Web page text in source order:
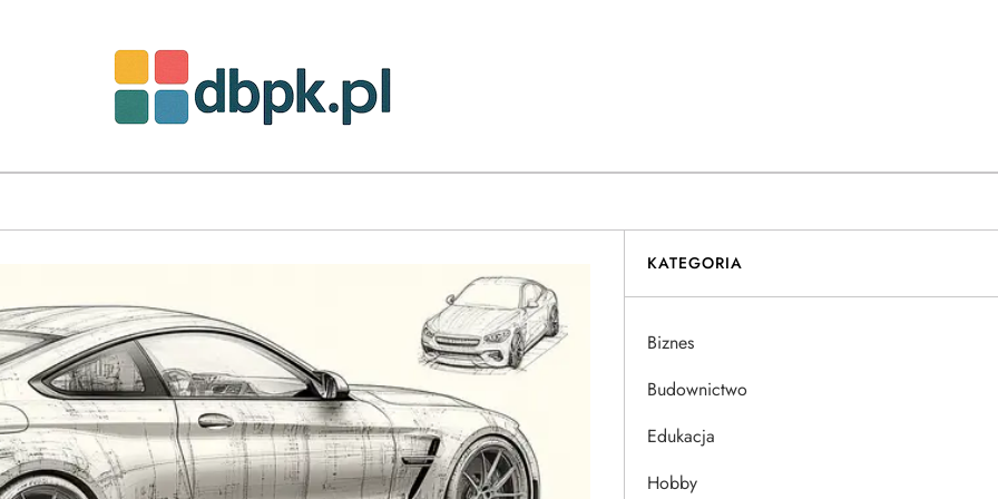
KATEGORIA
Biznes
Budownictwo
Edukacja
Hobby